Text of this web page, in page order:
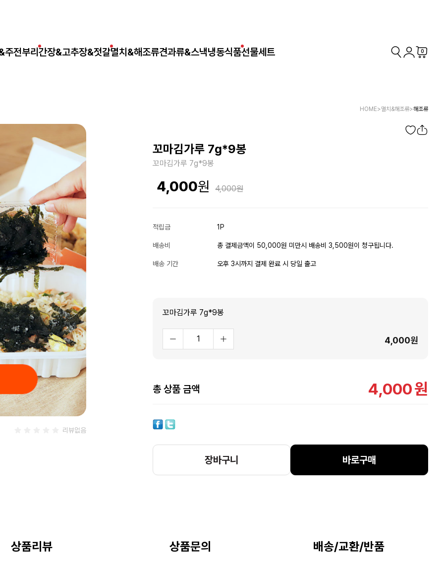
주전부리 간장&고추장&젓갈멸치&해조류견과류&스낵냉동식품선물세트 0
HOME>멸치&해조류>해조류
리뷰없음
꼬마김가루 7g*9봉
꼬마김가루 7g*9봉
4,000 4,000
적립금 1P
배송비 총 결제금액이 50,000원 미만시 배송비 3,500원이 청구됩니다.
배송 기간 오후 3시까지 결제 완료 시 당일 출고
꼬마김가루 7g*9봉
4,000원
총 상품 금액 4,000원
장바구니 바로구매
상품리뷰 상품문의 배송/교환/반품